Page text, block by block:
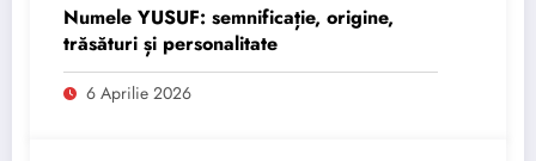
Numele YUSUF: semnificație, origine,
trăsături și personalitate
6 Aprilie 2026